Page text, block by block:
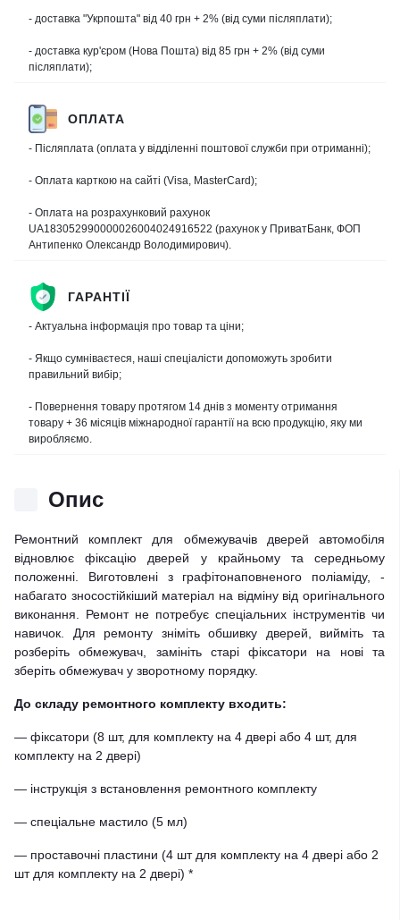
Опис
Ремонтний комплект для обмежувачів дверей автомобіля
відновлює фіксацію дверей у крайньому та середньому
положенні. Виготовлені з графітонаповненого поліаміду, -
набагато зносостійкіший матеріал на відміну від оригінального
виконання. Ремонт не потребує спеціальних інструментів чи
навичок. Для ремонту зніміть обшивку дверей, вийміть та
розберіть обмежувач, замініть старі фіксатори на нові та
зберіть обмежувач у зворотному порядку.
До складу ремонтного комплекту входить:
— фіксатори (8 шт, для комплекту на 4 двері або 4 шт, для
комплекту на 2 двері)
— інструкція з встановлення ремонтного комплекту
— спеціальне мастило (5 мл)
— проставочні пластини (4 шт для комплекту на 4 двері або 2
шт для комплекту на 2 двері) *
- доставка "Укрпошта" від 40 грн + 2% (від суми післяплати);
- доставка кур'єром (Нова Пошта) від 85 грн + 2% (від суми
післяплати);
ОПЛАТА
- Післяплата (оплата у відділенні поштової служби при отриманні);
- Оплата карткою на сайті (Visa, MasterCard);
- Оплата на розрахунковий рахунок
UA183052990000026004024916522 (рахунок у ПриватБанк, ФОП
Антипенко Олександр Володимирович).
ГАРАНТІЇ
- Актуальна інформація про товар та ціни;
- Якщо сумніваєтеся, наші спеціалісти допоможуть зробити
правильний вибір;
- Повернення товару протягом 14 днів з моменту отримання
товару + 36 місяців міжнародної гарантії на всю продукцію, яку ми
виробляємо.